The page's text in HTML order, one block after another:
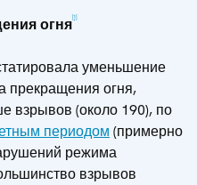
огня[1]
уменьшение
прекращения огня,
взрывов (около 190), по
периодом (примерно
режима
взрывов